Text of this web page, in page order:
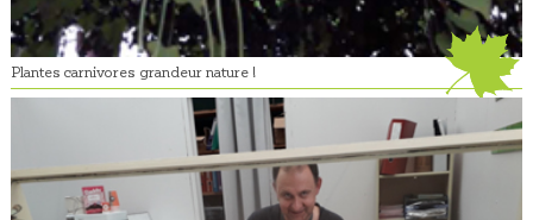
Plantes carnivores grandeur nature !